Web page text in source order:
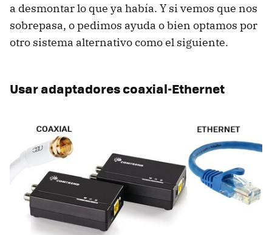
a desmontar lo que ya había. Y si vemos que nos
sobrepasa, o pedimos ayuda o bien optamos por
otro sistema alternativo como el siguiente.
Usar adaptadores coaxial-Ethernet